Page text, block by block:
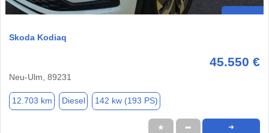
Skoda Kodiaq
45.550 €
Neu-Ulm, 89231
12.703 km Diesel 142 kw (193 PS)
★ ➦ ➜